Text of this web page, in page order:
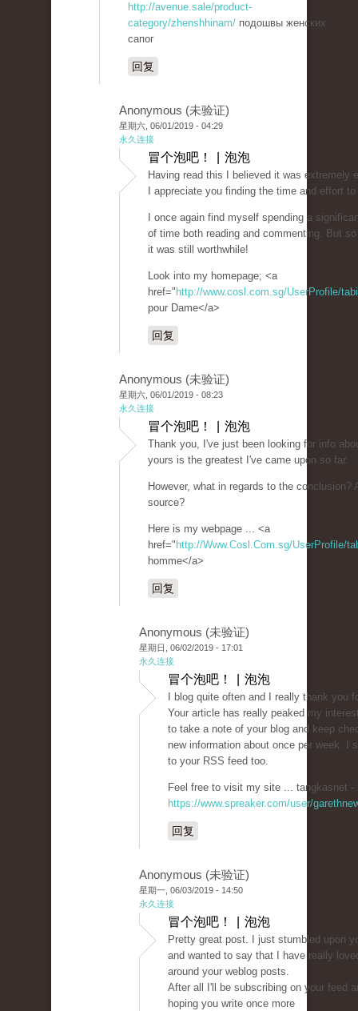
http://avenue.sale/product-
category/zhenshhinam/ подошвы женских
сапог
回复
Anonymous (未验证)
星期六, 06/01/2019 - 04:29
永久连接
冒个泡吧！ | 泡泡
Having read this I believed it was extremely
I appreciate you finding the time and effort
I once again find myself spending a
of time both reading and commenting. But
it was still worthwhile!
Look into my homepage; <a
href=" http://www.cosl.com.sg/UserProfile/
pour Dame</a>
回复
Anonymous (未验证)
星期六, 06/01/2019 - 08:23
永久连接
冒个泡吧！ | 泡泡
Thank you, I've just been looking for info
yours is the greatest I've came upon so far.
However, what in regards to the
source?
Here is my webpage ... <a
href=" http://Www.Cosl.Com.sg/UserProfile/
homme</a>
回复
Anonymous (未验证)
星期日, 06/02/2019 - 17:01
永久连接
冒个泡吧！ | 泡泡
I blog quite often and I really thank you
Your article has really peaked my
to take a note of your blog and keep
new information about once per week. I
to your RSS feed too.
Feel free to visit my site ... tangkasnet -
https://www.spreaker.com/user/
回复
Anonymous (未验证)
星期一, 06/03/2019 - 14:50
永久连接
冒个泡吧！ | 泡泡
Pretty great post. I just stumbled upon
and wanted to say that I have really
around your weblog posts.
After all I'll be subscribing on your feed
hoping you write once more